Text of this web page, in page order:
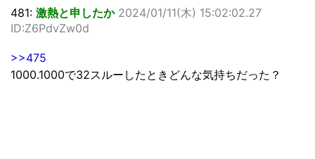
481: 激熱と申したか 2024/01/11(木) 15:02:02.27
ID:Z6PdvZw0d
>>475
1000.1000で32スルーしたときどんな気持ちだった？